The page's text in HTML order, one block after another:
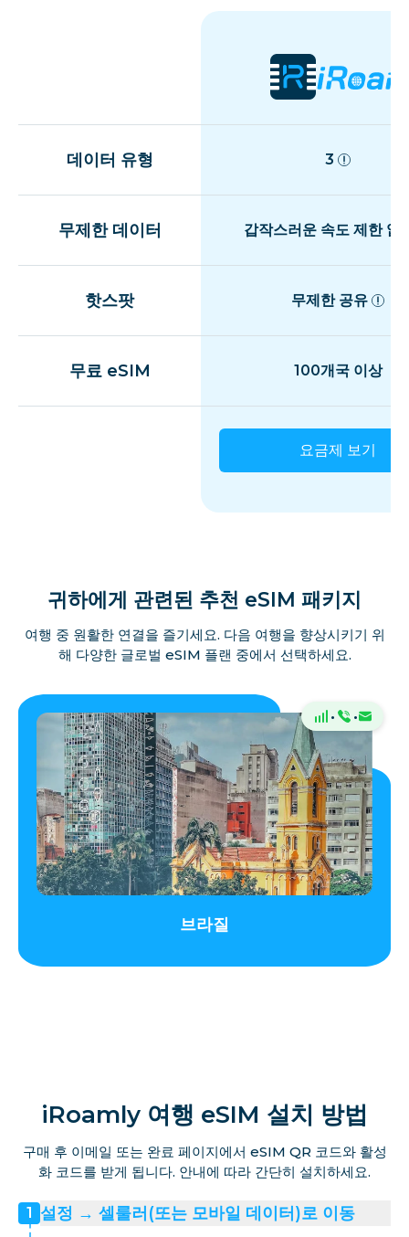
데이터 유형 3
무제한 데이터 갑작스러운 속도 제한 없
핫스팟 무제한 공유
무료 eSIM 100개국 이상
요금제 보기
귀하에게 관련된 추천 eSIM 패키지
여행 중 원활한 연결을 즐기세요. 다음 여행을 향상시키기 위
해 다양한 글로벌 eSIM 플랜 중에서 선택하세요.
· ·
브라질
iRoamly 여행 eSIM 설치 방법
구매 후 이메일 또는 완료 페이지에서 eSIM QR 코드와 활성
화 코드를 받게 됩니다. 안내에 따라 간단히 설치하세요.
1 설정 → 셀룰러(또는 모바일 데이터)로 이동